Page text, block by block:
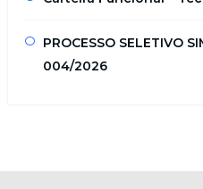
PROCESSO SELETIVO
004/2026